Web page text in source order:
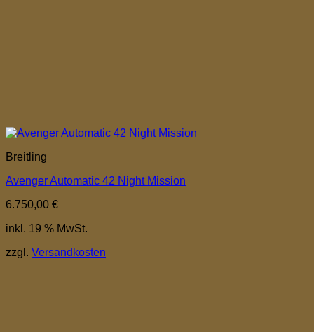
Breitling
Avenger Automatic 42 Night Mission
6.750,00 €
inkl. 19 % MwSt.
zzgl. Versandkosten